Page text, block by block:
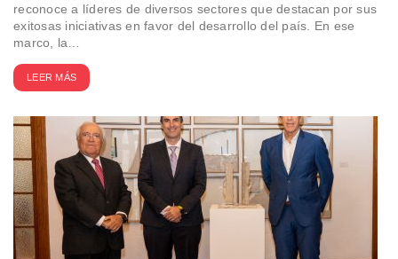
reconoce a líderes de diversos sectores que destacan por sus
exitosas iniciativas en favor del desarrollo del país. En ese
marco, la…
LEER MÁS